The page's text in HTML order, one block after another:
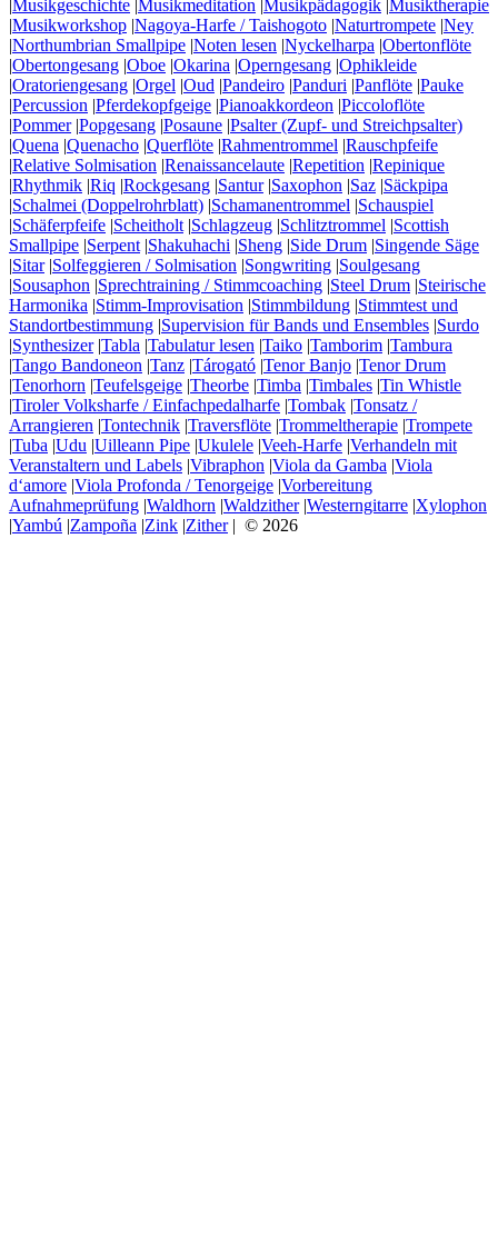
Musikgeschichte Musikmeditation Musikpädagogik Musiktherapie
|Musikworkshop |Nagoya-Harfe / Taishogoto |Naturtrompete |Ney
|Northumbrian Smallpipe |Noten lesen |Nyckelharpa |Obertonflöte
|Obertongesang |Oboe |Okarina |Operngesang |Ophikleide
|Oratoriengesang |Orgel |Oud |Pandeiro |Panduri |Panflöte |Pauke
|Percussion |Pferdekopfgeige |Pianoakkordeon |Piccoloflöte
|Pommer|Popgesang |Posaune |Psalter (Zupf- und Streichpsalter)
|Quena |Quenacho |Querflöte |Rahmentrommel |Rauschpfeife
|Relative Solmisation |Renaissancelaute |Repetition |Repinique
|Rhythmik |Riq |Rockgesang |Santur|Saxophon |Saz |Säckpipa
|Schalmei (Doppelrohrblatt) |Schamanentrommel |Schauspiel
|Schäferpfeife |Scheitholt|Schlagzeug |Schlitztrommel |Scottish
Smallpipe |Serpent|Shakuhachi |Sheng |Side Drum |Singende Säge
|Sitar|Solfeggieren / Solmisation |Songwriting |Soulgesang
|Sousaphon |Sprechtraining / Stimmcoaching |Steel Drum |Steirische
Harmonika |Stimm-Improvisation |Stimmbildung |Stimmtest und
Standortbestimmung |Supervision für Bands und Ensembles |Surdo
|Synthesizer|Tabla |Tabulatur lesen |Taiko |Tamborim |Tambura
|Tango Bandoneon |Tanz |Tárogató |Tenor Banjo |Tenor Drum
|Tenorhorn |Teufelsgeige |Theorbe |Timba |Timbales |Tin Whistle
|Tiroler Volksharfe / Einfachpedalharfe |Tombak |Tonsatz /
Arrangieren |Tontechnik |Traversflöte |Trommeltherapie |Trompete
|Tuba |Udu |Uilleann Pipe |Ukulele |Veeh-Harfe |Verhandeln mit
Veranstaltern und Labels |Vibraphon |Viola da Gamba |Viola
d‘amore |Viola Profonda / Tenorgeige |Vorbereitung
Aufnahmeprüfung |Waldhorn |Waldzither|Westerngitarre |Xylophon
|Yambú |Zampoña |Zink |Zither| © 2026